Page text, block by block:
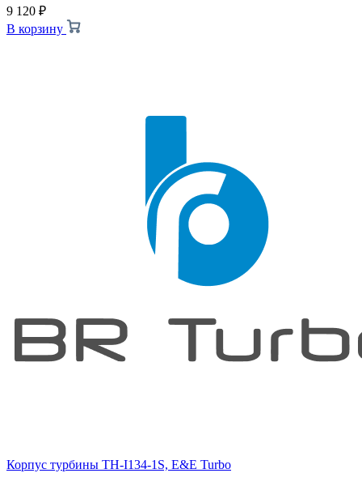
9 120 ₽
В корзину
Корпус турбины TH-I134-1S, E&E Turbo